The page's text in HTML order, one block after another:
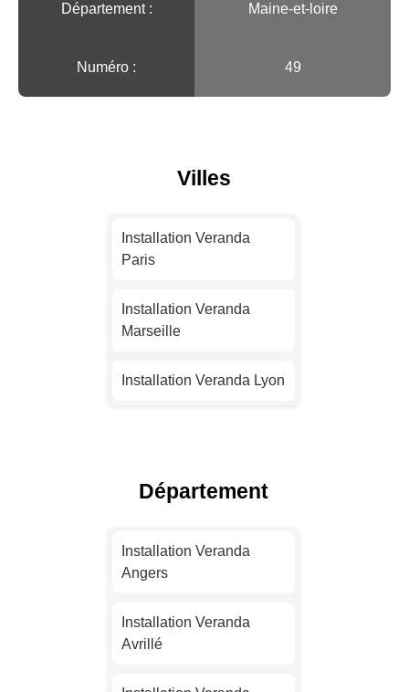
Département : Maine-et-loire
Numéro : 49
Villes
Installation Veranda
Paris
Installation Veranda
Marseille
Installation Veranda Lyon
Installation Veranda Nice
Installation Veranda
Nantes
Installation Veranda
Strasbourg
Département
Installation Veranda
Angers
Installation Veranda
Avrillé